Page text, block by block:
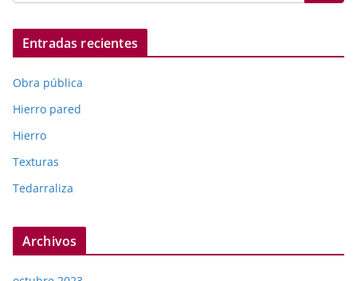
Entradas recientes
Obra pública
Hierro pared
Hierro
Texturas
Tedarraliza
Archivos